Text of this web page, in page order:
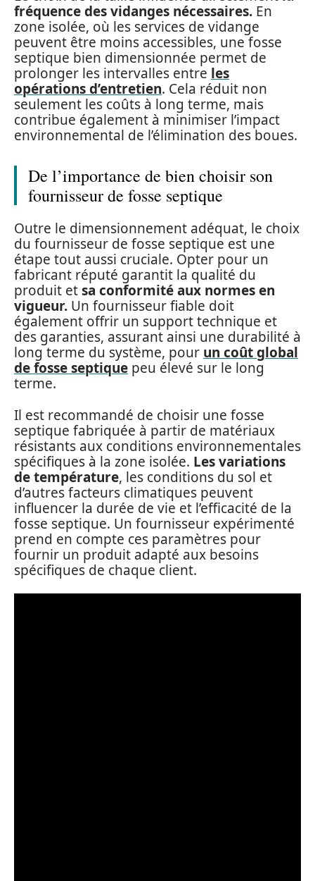
fréquence des vidanges nécessaires. En
zone isolée, où les services de vidange
peuvent être moins accessibles, une fosse
septique bien dimensionnée permet de
prolonger les intervalles entre les
opérations d’entretien. Cela réduit non
seulement les coûts à long terme, mais
contribue également à minimiser l’impact
environnemental de l’élimination des boues.
De l’importance de bien choisir son
fournisseur de fosse septique
Outre le dimensionnement adéquat, le choix
du fournisseur de fosse septique est une
étape tout aussi cruciale. Opter pour un
fabricant réputé garantit la qualité du
produit etsa conformité aux normes en
vigueur. Un fournisseur fiable doit
également offrir un support technique et
des garanties, assurant ainsi une durabilité à
long terme du système, pour un coût global
de fosse septique peu élevé sur le long
terme.
Il est recommandé de choisir une fosse
septique fabriquée à partir de matériaux
résistants aux conditions environnementales
spécifiques à la zone isolée. Les variations
de température, les conditions du sol et
d’autres facteurs climatiques peuvent
influencer la durée de vie et l’efficacité de la
fosse septique. Un fournisseur expérimenté
prend en compte ces paramètres pour
fournir un produit adapté aux besoins
spécifiques de chaque client.